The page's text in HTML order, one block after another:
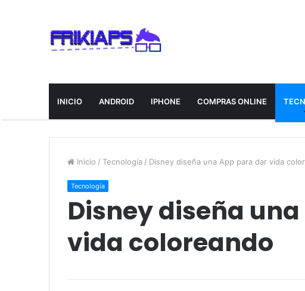
INICIO ANDROID IPHONE COMPRAS ONLINE
Inicio / Tecnología / Disney diseña una App para dar vida
Tecnología
Disney diseña
vida coloreando